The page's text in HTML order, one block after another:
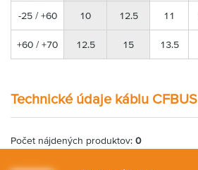
-25 / +60 10 12.5 11
+60 / +70 12.5 15 13.5
Technické údaje káblu CFBUS
Počet nájdených produktov: 0